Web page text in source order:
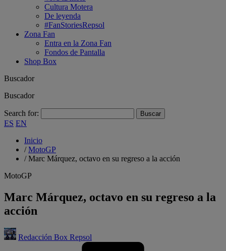
Cultura Motera
De leyenda
#FanStoriesRepsol
Zona Fan
Entra en la Zona Fan
Fondos de Pantalla
Shop Box
Buscador
Buscador
Search for:
ES EN
Inicio
/MotoGP
/Marc Márquez, octavo en su regreso a la acción
MotoGP
Marc Márquez, octavo en su regreso a la
acción
Redacción Box Repsol